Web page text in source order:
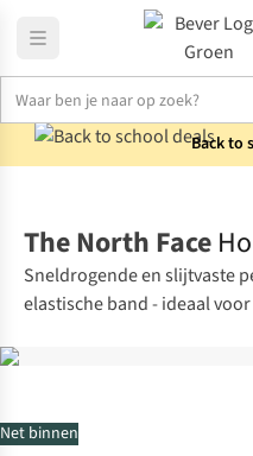
Back to
Net binnen
The North Face
Sneldrogende en slijtvaste
elastische band - ideaal